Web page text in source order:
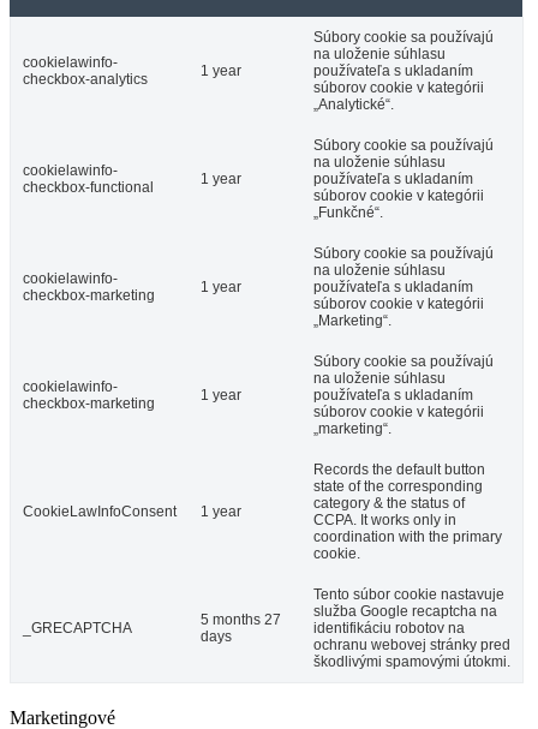
cookielawinfo-
checkbox-analytics
1 year
Súbory cookie sa používajú
na uloženie súhlasu
používateľa s ukladaním
súborov cookie v kategórii
„Analytické“.
cookielawinfo-
checkbox-functional
1 year
Súbory cookie sa používajú
na uloženie súhlasu
používateľa s ukladaním
súborov cookie v kategórii
„Funkčné“.
cookielawinfo-
checkbox-marketing
1 year
Súbory cookie sa používajú
na uloženie súhlasu
používateľa s ukladaním
súborov cookie v kategórii
„Marketing“.
cookielawinfo-
checkbox-marketing
1 year
Súbory cookie sa používajú
na uloženie súhlasu
používateľa s ukladaním
súborov cookie v kategórii
„marketing“.
CookieLawInfoConsent 1 year
Records the default button
state of the corresponding
category & the status of
CCPA. It works only in
coordination with the primary
cookie.
_GRECAPTCHA
5 months 27
days
Tento súbor cookie nastavuje
služba Google recaptcha na
identifikáciu robotov na
ochranu webovej stránky pred
škodlivými spamovými útokmi.
Marketingové